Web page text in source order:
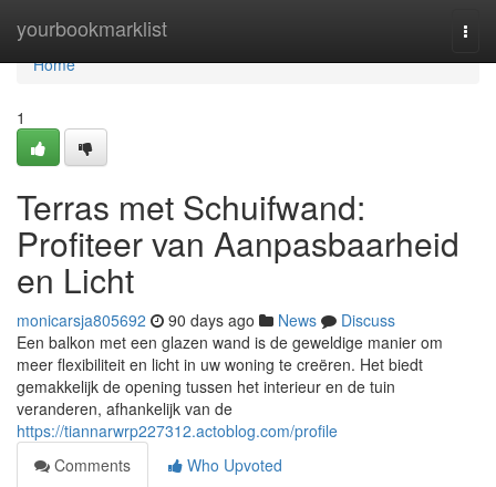
yourbookmarklist
Home
Home
1
Terras met Schuifwand:
Profiteer van Aanpasbaarheid
en Licht
monicarsja805692 90 days ago News
Discuss
Een balkon met een glazen wand is de geweldige manier om
meer flexibiliteit en licht in uw woning te creëren. Het biedt
gemakkelijk de opening tussen het interieur en de tuin
veranderen, afhankelijk van de
https://tiannarwrp227312.actoblog.com/profile
Comments
Who Upvoted